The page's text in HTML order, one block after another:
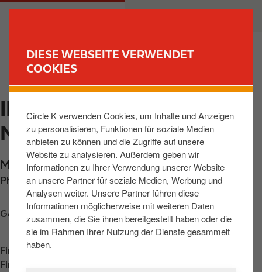
DIESE WEBSEITE VERWENDET
COOKIES
Circle K verwenden Cookies, um Inhalte und Anzeigen
zu personalisieren, Funktionen für soziale Medien
anbieten zu können und die Zugriffe auf unsere
Website zu analysieren. Außerdem geben wir
Informationen zu Ihrer Verwendung unserer Website
an unsere Partner für soziale Medien, Werbung und
Analysen weiter. Unsere Partner führen diese
Informationen möglicherweise mit weiteren Daten
zusammen, die Sie ihnen bereitgestellt haben oder die
sie im Rahmen Ihrer Nutzung der Dienste gesammelt
haben.
u
m
h
a
M
v
IBBENBUEREN,
MUENSTERSTR 51
Muensterstrasse 51,Ibbenbueren,49477
Phone: +495451894755
Get directions
Find us onApp Store
Find us on